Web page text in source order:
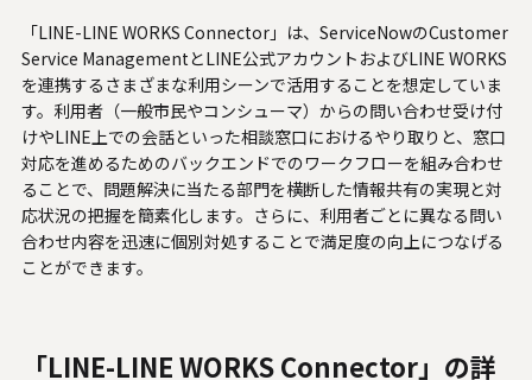
サイトのご利用について
反社会的勢力に対する基本方針
特定個人情報等の適正な取り扱いに関する基本方針
カスタマーハラスメントに関する指針
電子公告
ソーシャルメディアポリシー
システムサポートホールディングス
「LINE-LINE WORKS Connector」は、ServiceNowのCustomer
Service ManagementとLINE公式アカウントおよびLINE WORKS
を連携するさまざまな利用シーンで活用することを想定していま
す。利用者（一般市民やコンシューマ）からの問い合わせ受け付
けやLINE上での会話といった相談窓口におけるやり取りと、窓口
対応を進めるためのバックエンドでのワークフローを組み合わせ
ることで、問題解決に当たる部門を横断した情報共有の実現と対
応状況の把握を簡素化します。さらに、利用者ごとに異なる問い
合わせ内容を迅速に個別対処することで満足度の向上につなげる
ことができます。
「LINE-LINE WORKS Connector」の詳